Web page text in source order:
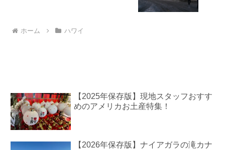
ホーム ハワイ
【2025年保存版】現地スタッフおすす
めのアメリカお土産特集！
【2026年保存版】ナイアガラの滝カナ